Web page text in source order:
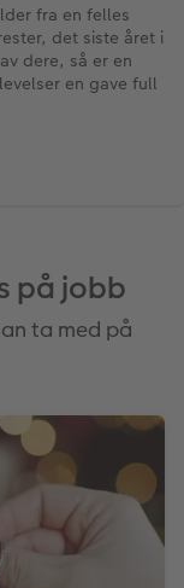
fra en felles
det siste året i
dere, så er en
en gave full
på jobb
ta med på